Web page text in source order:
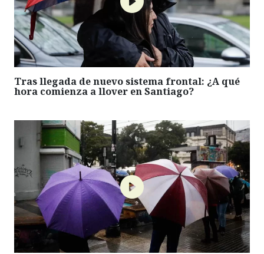
Tras llegada de nuevo sistema frontal: ¿A qué
hora comienza a llover en Santiago?